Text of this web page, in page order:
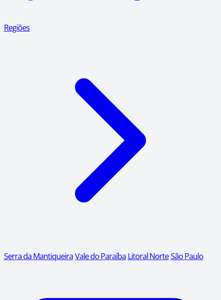
Regiões
Serra da MantiqueiraVale do Paraíba Litoral NorteSão Paulo